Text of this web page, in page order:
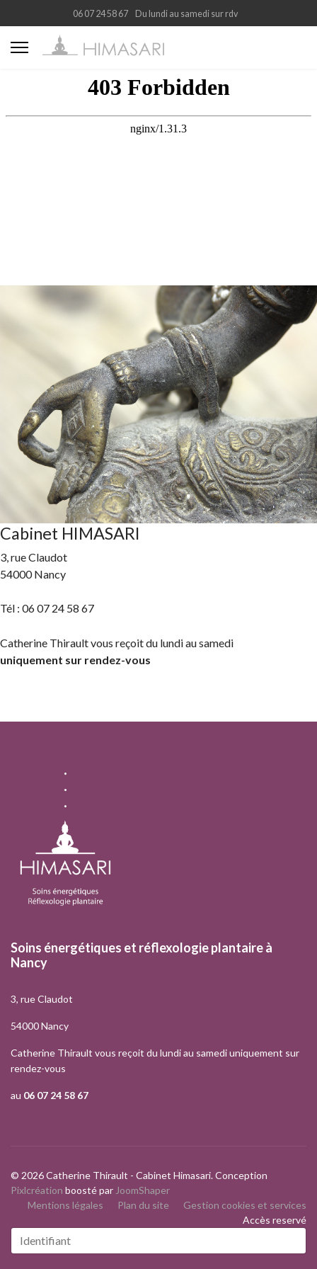
06 07 24 58 67 Du lundi au samedi sur rdv
Cabinet HIMASARI
3, rue Claudot
54000 Nancy
Tél : 06 07 24 58 67
Catherine Thirault vous reçoit du lundi au samedi
uniquement sur rendez-vous
Soins énergétiques et réflexologie plantaire à
Nancy
3, rue Claudot
54000 Nancy
Catherine Thirault vous reçoit du lundi au samedi uniquement sur
rendez-vous
au 06 07 24 58 67
© 2026 Catherine Thirault - Cabinet Himasari. Conception
Pixlcréation boosté parJoomShaper
Mentions légales
Plan du site
Gestion cookies et services
Accès reservé